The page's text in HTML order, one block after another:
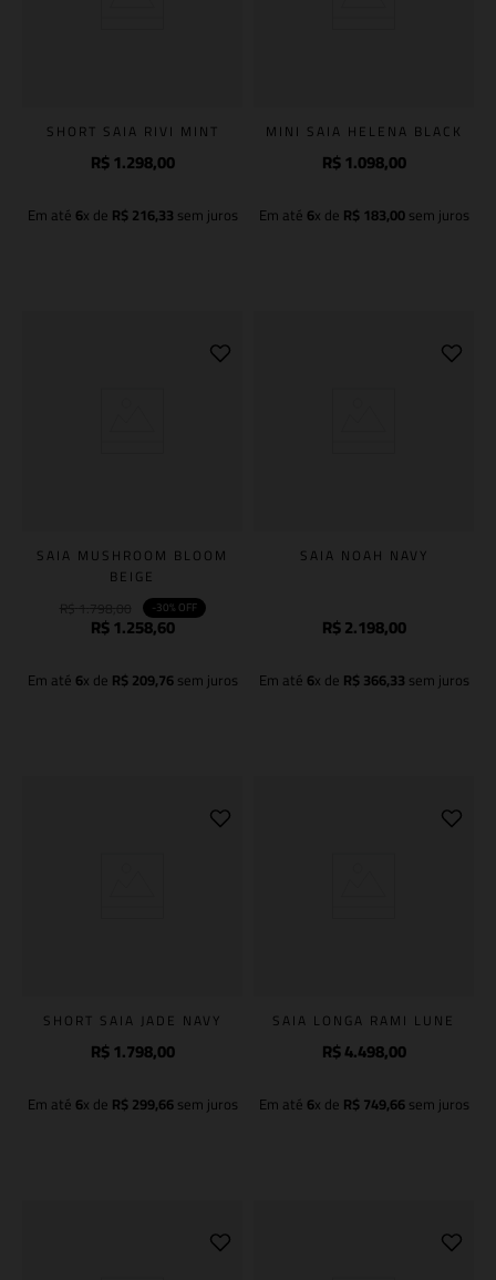
SHORT SAIA RIVI MINT
R$1.298,00
Em até 6x de R$216,33 sem juros
MINI SAIA HELENA BLACK
R$1.098,00
Em até 6x de R$183,00sem juros
SAIA MUSHROOM BLOOM
BEIGE
-30% OFF
R$1.258,60
Em até 6x de R$209,76sem juros
SAIA NOAH NAVY
R$2.198,00
Em até 6x de R$366,33 sem juros
SHORT SAIA JADE NAVY
R$1.798,00
Em até 6x de R$299,66sem juros
SAIA LONGA RAMI LUNE
R$4.498,00
Em até 6x de R$749,66sem juros